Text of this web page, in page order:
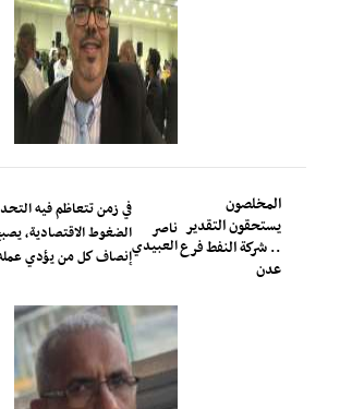
المخلصون
يستحقون التقدير
.. شركة النفط فرع
عدن
ناصر
العبيدي
في زمن تتعاظم فيه
الضغوط الاقتصادية،
إنصاف كل من يؤدي